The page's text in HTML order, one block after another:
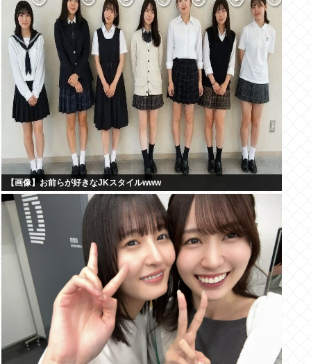
【画像】お前らが好きなJKスタイルwww